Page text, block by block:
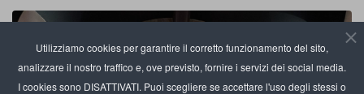
Utilizziamo cookies per garantire il corretto funzionamento del sito,
analizzare il nostro traffico e, ove previsto, fornire i servizi dei social media.
I cookies sono DISATTIVATI. Puoi scegliere se accettare l'uso degli stessi o